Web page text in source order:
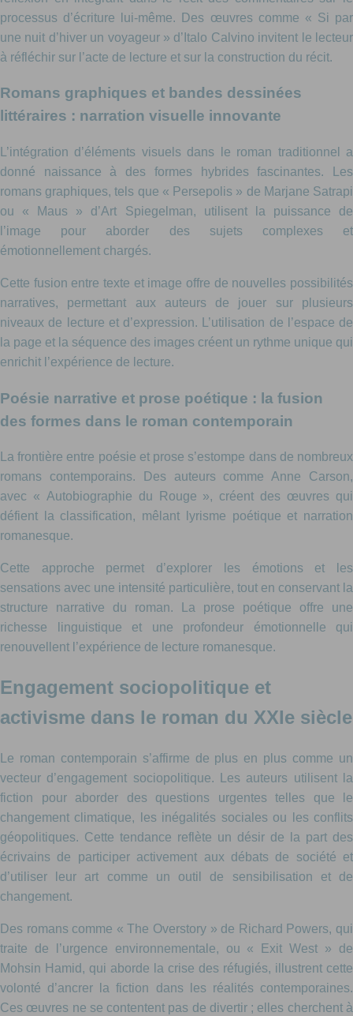
processus d’écriture lui-même. Des œuvres comme « Si par
une nuit d’hiver un voyageur » d’Italo Calvino invitent le lecteur
à réfléchir sur l’acte de lecture et sur la construction du récit.
Romans graphiques et bandes dessinées
littéraires : narration visuelle innovante
L’intégration d’éléments visuels dans le roman traditionnel a
donné naissance à des formes hybrides fascinantes. Les
romans graphiques, tels que « Persepolis » de Marjane Satrapi
ou « Maus » d’Art Spiegelman, utilisent la puissance de
l’image pour aborder des sujets complexes et
émotionnellement chargés.
Cette fusion entre texte et image offre de nouvelles possibilités
narratives, permettant aux auteurs de jouer sur plusieurs
niveaux de lecture et d’expression. L’utilisation de l’espace de
la page et la séquence des images créent un rythme unique qui
enrichit l’expérience de lecture.
Poésie narrative et prose poétique : la fusion
des formes dans le roman contemporain
La frontière entre poésie et prose s’estompe dans de nombreux
romans contemporains. Des auteurs comme Anne Carson,
avec « Autobiographie du Rouge », créent des œuvres qui
défient la classification, mêlant lyrisme poétique et narration
romanesque.
Cette approche permet d’explorer les émotions et les
sensations avec une intensité particulière, tout en conservant la
structure narrative du roman. La prose poétique offre une
richesse linguistique et une profondeur émotionnelle qui
renouvellent l’expérience de lecture romanesque.
Engagement sociopolitique et
activisme dans le roman du XXIe siècle
Le roman contemporain s’affirme de plus en plus comme un
vecteur d’engagement sociopolitique. Les auteurs utilisent la
fiction pour aborder des questions urgentes telles que le
changement climatique, les inégalités sociales ou les conflits
géopolitiques. Cette tendance reflète un désir de la part des
écrivains de participer activement aux débats de société et
d’utiliser leur art comme un outil de sensibilisation et de
changement.
Des romans comme « The Overstory » de Richard Powers, qui
traite de l’urgence environnementale, ou « Exit West » de
Mohsin Hamid, qui aborde la crise des réfugiés, illustrent cette
volonté d’ancrer la fiction dans les réalités contemporaines.
Ces œuvres ne se contentent pas de divertir ; elles cherchent à